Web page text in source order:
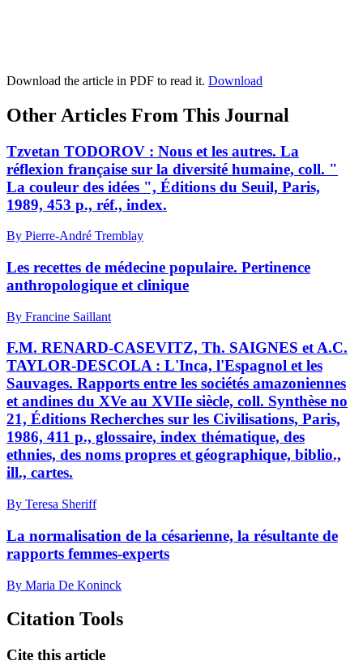
Download the article in PDF to read it. Download
Other Articles From This Journal
Tzvetan TODOROV : Nous et les autres. La
réflexion française sur la diversité humaine, coll. "
La couleur des idées ", Éditions du Seuil, Paris,
1989, 453 p., réf., index.
By Pierre-André Tremblay
Les recettes de médecine populaire. Pertinence
anthropologique et clinique
By Francine Saillant
F.M. RENARD-CASEVITZ, Th. SAIGNES et A.C.
TAYLOR-DESCOLA : L'Inca, l'Espagnol et les
Sauvages. Rapports entre les sociétés amazoniennes
et andines du XVe au XVIIe siècle, coll. Synthèse no
21, Éditions Recherches sur les Civilisations, Paris,
1986, 411 p., glossaire, index thématique, des
ethnies, des noms propres et géographique, biblio.,
ill., cartes.
By Teresa Sheriff
La normalisation de la césarienne, la résultante de
rapports femmes-experts
By Maria De Koninck
Citation Tools
Cite this article